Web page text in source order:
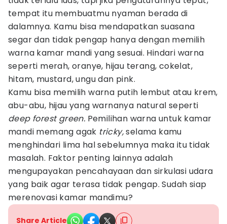
tempat itu membuatmu nyaman berada di
dalamnya. Kamu bisa mendapatkan suasana
segar dan tidak pengap hanya dengan memilih
warna kamar mandi yang sesuai. Hindari warna
seperti merah, oranye, hijau terang, cokelat,
hitam, mustard, ungu dan pink.
Kamu bisa memilih warna putih lembut atau krem,
abu-abu, hijau yang warnanya natural seperti
deep forest green. Pemilihan warna untuk kamar
mandi memang agak tricky,selama kamu
menghindari lima hal sebelumnya maka itu tidak
masalah. Faktor penting lainnya adalah
mengupayakan pencahayaan dan sirkulasi udara
yang baik agar terasa tidak pengap. Sudah siap
merenovasi kamar mandimu?
Share Article